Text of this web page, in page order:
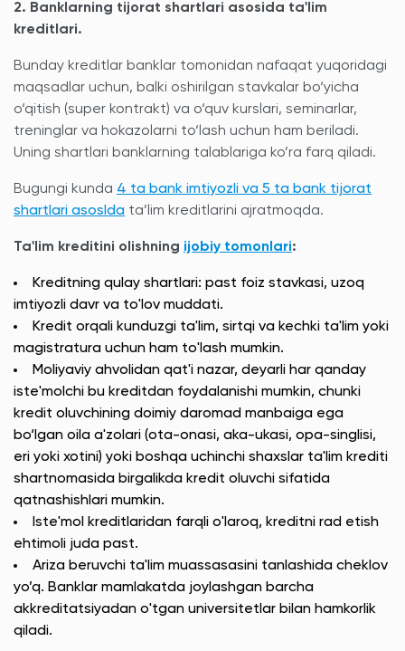
2. Banklarning tijorat shartlari asosida ta'lim
kreditlari.
Bunday kreditlar banklar tomonidan nafaqat yuqoridagi
maqsadlar uchun, balki oshirilgan stavkalar bo‘yicha
o‘qitish (super kontrakt) va o‘quv kurslari, seminarlar,
treninglar va hokazolarni to‘lash uchun ham beriladi.
Uning shartlari banklarning talablariga ko’ra farq qiladi.
Bugungi kunda 4 ta bank imtiyozli va 5 ta bank tijorat
shartlari asosIda ta’lim kreditlarini ajratmoqda.
Ta'lim kreditini olishning ijobiy tomonlari:
Kreditning qulay shartlari: past foiz stavkasi, uzoq
imtiyozli davr va to'lov muddati.
Kredit orqali kunduzgi ta'lim, sirtqi va kechki ta'lim yoki
magistratura uchun ham to'lash mumkin.
Moliyaviy ahvolidan qat'i nazar, deyarli har qanday
iste'molchi bu kreditdan foydalanishi mumkin, chunki
kredit oluvchining doimiy daromad manbaiga ega
bo‘lgan oila a'zolari (ota-onasi, aka-ukasi, opa-singlisi,
eri yoki xotini) yoki boshqa uchinchi shaxslar ta'lim krediti
shartnomasida birgalikda kredit oluvchi sifatida
qatnashishlari mumkin.
Iste'mol kreditlaridan farqli o'laroq, kreditni rad etish
ehtimoli juda past.
Ariza beruvchi ta'lim muassasasini tanlashida cheklov
yo’q. Banklar mamlakatda joylashgan barcha
akkreditatsiyadan o'tgan universitetlar bilan hamkorlik
qiladi.